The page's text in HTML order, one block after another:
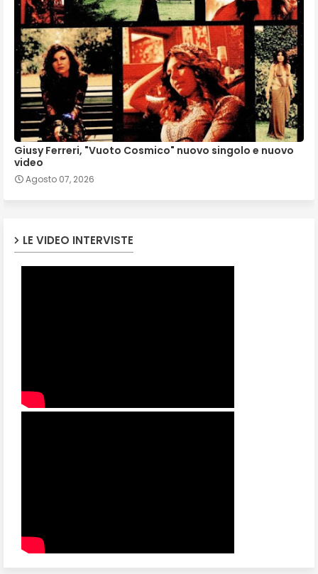
Giusy Ferreri, "Vuoto Cosmico" nuovo singolo e nuovo
video
Agosto 07, 2026
LE VIDEO INTERVISTE